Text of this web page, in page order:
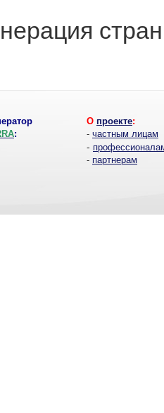
:
О проекте:
- частным лицам
-
- партнерам